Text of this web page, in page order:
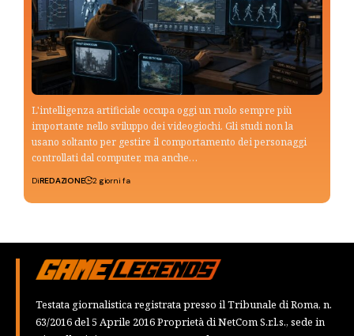
L'intelligenza artificiale occupa oggi un ruolo sempre più
importante nello sviluppo dei videogiochi. Gli studi non la
usano soltanto per gestire il comportamento dei personaggi
controllati dal computer, ma anche…
DiREDAZIONE 2 giorni fa
Testata giornalistica registrata presso il Tribunale di Roma, n.
63/2016 del 5 Aprile 2016 Proprietà di NetCom S.r.l.s., sede in